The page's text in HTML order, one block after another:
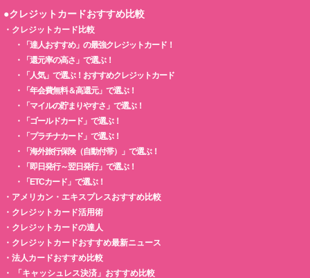
●クレジットカードおすすめ比較
・ クレジットカード比較
・
「達人おすすめ」の最強クレジットカード！
・
「還元率の高さ」で選ぶ！
・
「人気」で選ぶ！おすすめクレジットカード
・
「年会費無料＆高還元」で選ぶ！
・
「マイルの貯まりやすさ」で選ぶ！
・
「ゴールドカード」で選ぶ！
・
「プラチナカード」で選ぶ！
・
「海外旅行保険（自動付帯）」で選ぶ！
・
「即日発行～翌日発行」で選ぶ！
・
「ETCカード」で選ぶ！
・ アメリカン・エキスプレスおすすめ比較
・ クレジットカード活用術
・ クレジットカードの達人
・ クレジットカードおすすめ最新ニュース
・ 法人カードおすすめ比較
・
「キャッシュレス決済」おすすめ比較